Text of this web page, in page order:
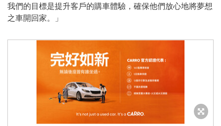
我們的目標是提升客戶的購車體驗，確保他們放心地將夢想
之車開回家。」